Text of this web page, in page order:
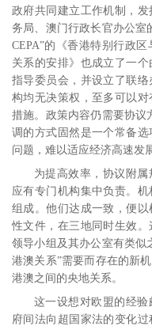
政府共同建立工作机制，
务局、澳门行政长官办公室
CEPA”的《香港特别行政
关系的安排》也成立了一
指导委员会，并设立了联
构均无决策权，至多可以
措施。政策内容仍需要协议
调的方式固然是一个常备
问题，难以适应经济高速发
为提高效率，协议附
应有专门机构集中负责。
组成。他们达成一致，便
性文件，在三地同时生效
领导小组及其办公室有类似
港澳关系”需要而存在的新
港澳之间的央地关系。
这一设想对欧盟的经验
府间法向超国家法的变化过